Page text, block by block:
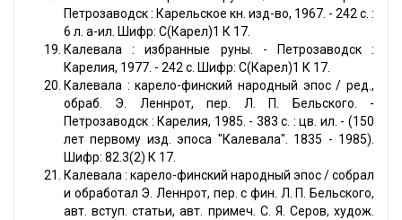
Петрозаводск : Карельское кн. изд-во, 1967. - 242 с. :
6 л. a-ил. Шифр: С(Карел)1 К 17.
Калевала : избранные руны. - Петрозаводск :
Карелия, 1977. - 242 с. Шифр: С(Карел)1 К 17.
Калевала : карело-финский народный эпос / ред.,
обраб. Э. Леннрот, пер. Л. П. Бельского. -
Петрозаводск : Карелия, 1985. - 383 с. : цв. ил. - (150
лет первому изд. эпоса "Калевала". 1835 - 1985).
Шифр: 82.3(2) К 17.
Калевала : карело-финский народный эпос / собрал
и обработал Э. Леннрот, пер. с фин. Л. П. Бельского,
авт. вступ. статьи, авт. примеч. С. Я. Серов, худож.